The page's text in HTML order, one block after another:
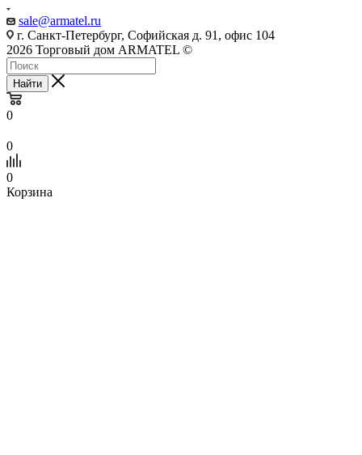
sale@armatel.ru
г. Санкт-Петербург, Софийская д. 91, офис 104
2026 Торговый дом ARMATEL ©
Найти
0
0
0
Корзина